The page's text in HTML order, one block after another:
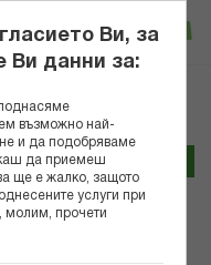
Вход
Трайно ниска цена онлайн
Ви, за
Ви данни за:
възможно най-
и да подобряваме
да приемеш
ще е жалко, защото
услуги при
молим, прочети